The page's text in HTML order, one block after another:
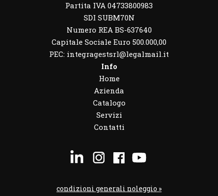
Partita IVA 04733800983
SDI SUBM70N
Numero REA BS-637640
Capitale Sociale Euro 500.000,00
PEC: integragestsrl@legalmail.it
Info
Home
Azienda
Catalogo
Servizi
Contatti
condizioni generali noleggio »